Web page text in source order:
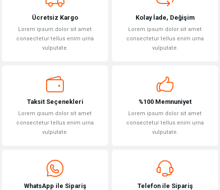
Ücretsiz Kargo
Lorem ipsum dolor sit amet
consectetur tellus enim urna
vulputate.
Kolay İade, Değişim
Lorem ipsum dolor sit amet
consectetur tellus enim urna
vulputate.
Taksit Seçenekleri
Lorem ipsum dolor sit amet
consectetur tellus enim urna
vulputate.
%100 Memnuniyet
Lorem ipsum dolor sit amet
consectetur tellus enim urna
vulputate.
WhatsApp ile Sipariş Telefon ile Sipariş